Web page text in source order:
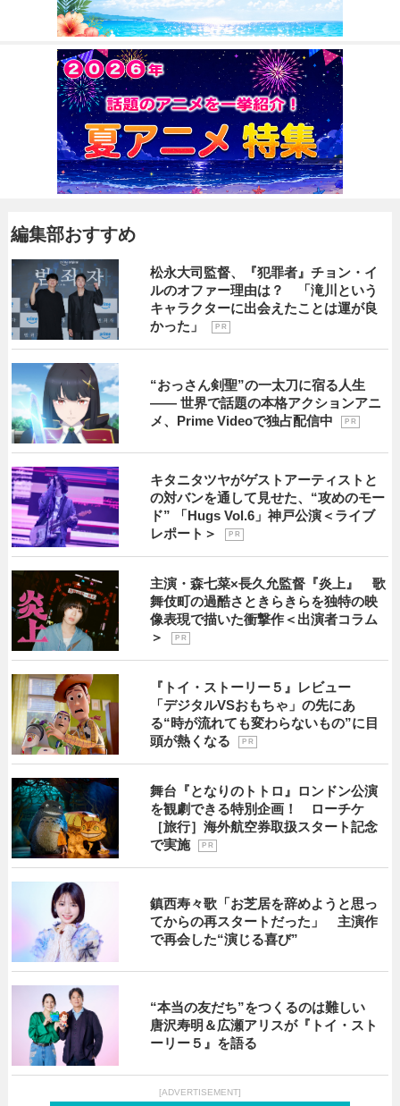
編集部おすすめ
松永大司監督、『犯罪者』チョン・イ
ルのオファー理由は？ 「滝川という
キャラクターに出会えたことは運が良
かった」
P R
“おっさん剣聖”の一太刀に宿る人生
―― 世界で話題の本格アクションアニ
メ、Prime Videoで独占配信中
P R
キタニタツヤがゲストアーティストと
の対バンを通して見せた、“攻めのモー
ド” 「Hugs Vol.6」神戸公演＜ライブ
レポート＞
P R
主演・森七菜×長久允監督『炎上』 歌
舞伎町の過酷さときらきらを独特の映
像表現で描いた衝撃作＜出演者コラム
＞
P R
『トイ・ストーリー５』レビュー
「デジタルVSおもちゃ」の先にあ
る“時が流れても変わらないもの”に目
頭が熱くなる
P R
舞台『となりのトトロ』ロンドン公演
を観劇できる特別企画！ ローチケ
［旅行］海外航空券取扱スタート記念
で実施
P R
鎮西寿々歌「お芝居を辞めようと思っ
てからの再スタートだった」 主演作
で再会した“演じる喜び”
“本当の友だち”をつくるのは難しい
唐沢寿明＆広瀬アリスが『トイ・スト
ーリー５』を語る
[ADVERTISEMENT]